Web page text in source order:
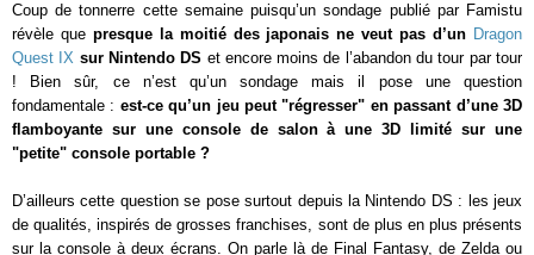
Coup de tonnerre cette semaine puisqu’un sondage publié par Famistu
révèle que presque la moitié des japonais ne veut pas d’un Dragon
Quest IX sur Nintendo DS et encore moins de l’abandon du tour par tour
! Bien sûr, ce n’est qu’un sondage mais il pose une question
fondamentale : est-ce qu’un jeu peut "régresser" en passant d’une 3D
flamboyante sur une console de salon à une 3D limité sur une
"petite" console portable ?
D’ailleurs cette question se pose surtout depuis la Nintendo DS : les jeux
de qualités, inspirés de grosses franchises, sont de plus en plus présents
sur la console à deux écrans. On parle là de Final Fantasy, de Zelda ou